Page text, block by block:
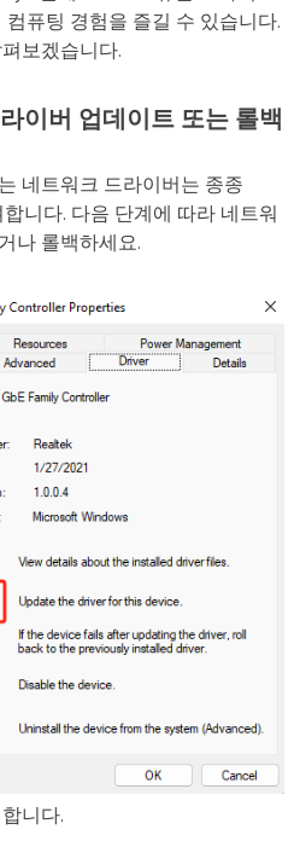
퓨팅 경험을 즐길 수 있습니다.
보겠습니다.
이버 업데이트 또는 롤백
네트워크 드라이버는 종종
니다. 다음 단계에 따라 네트워
나 롤백하세요.
니다.